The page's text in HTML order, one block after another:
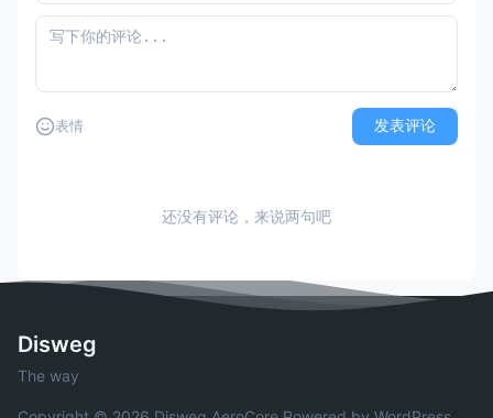
表情 发表评论
还没有评论，来说两句吧
Disweg
The way